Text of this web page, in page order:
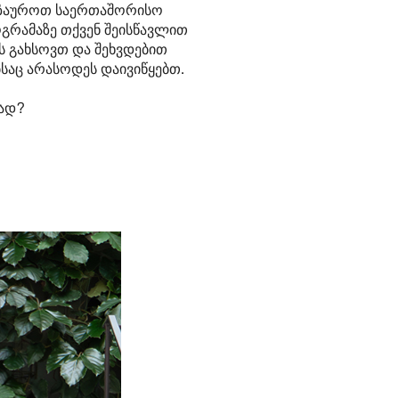
საერთაშორისო
თქვენ შეისწავლით
გახსოვთ და შეხვდებით
არასოდეს დაივიწყებთ.